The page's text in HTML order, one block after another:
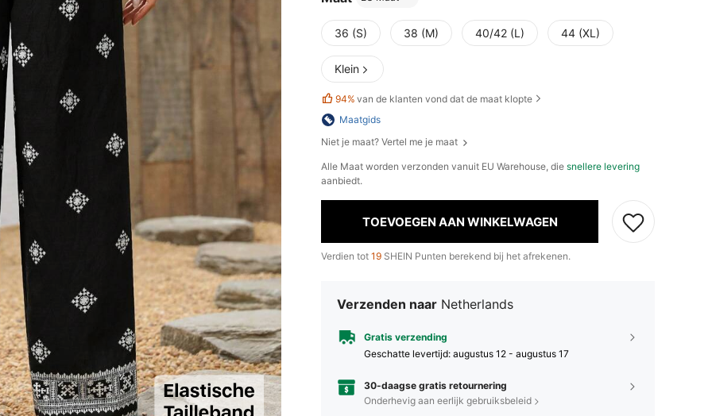
36 (S) 38 (M) 40/42 (L) 44 (XL)
Klein
94% van de klanten vond dat de maat klopte
Maatgids
Niet je maat? Vertel me je maat
Alle Maat worden verzonden vanuit EU Warehouse, die snellere levering
aanbiedt.
TOEVOEGEN AAN WINKELWAGEN
Verdien tot 19 SHEIN Punten berekend bij het afrekenen.
Verzenden naar Netherlands
Gratis verzending
Geschatte levertijd: augustus 12 - augustus 17
30-daagse gratis retournering
Onderhevig aan eerlijk gebruiksbeleid